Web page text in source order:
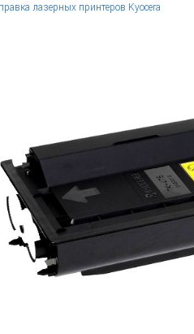
лазерных принтеров Kyocera